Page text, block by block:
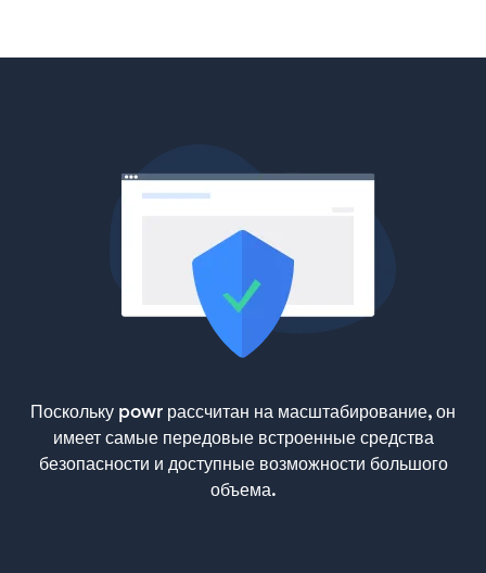
Поскольку powr рассчитан на масштабирование, он
имеет самые передовые встроенные средства
безопасности и доступные возможности большого
объема.